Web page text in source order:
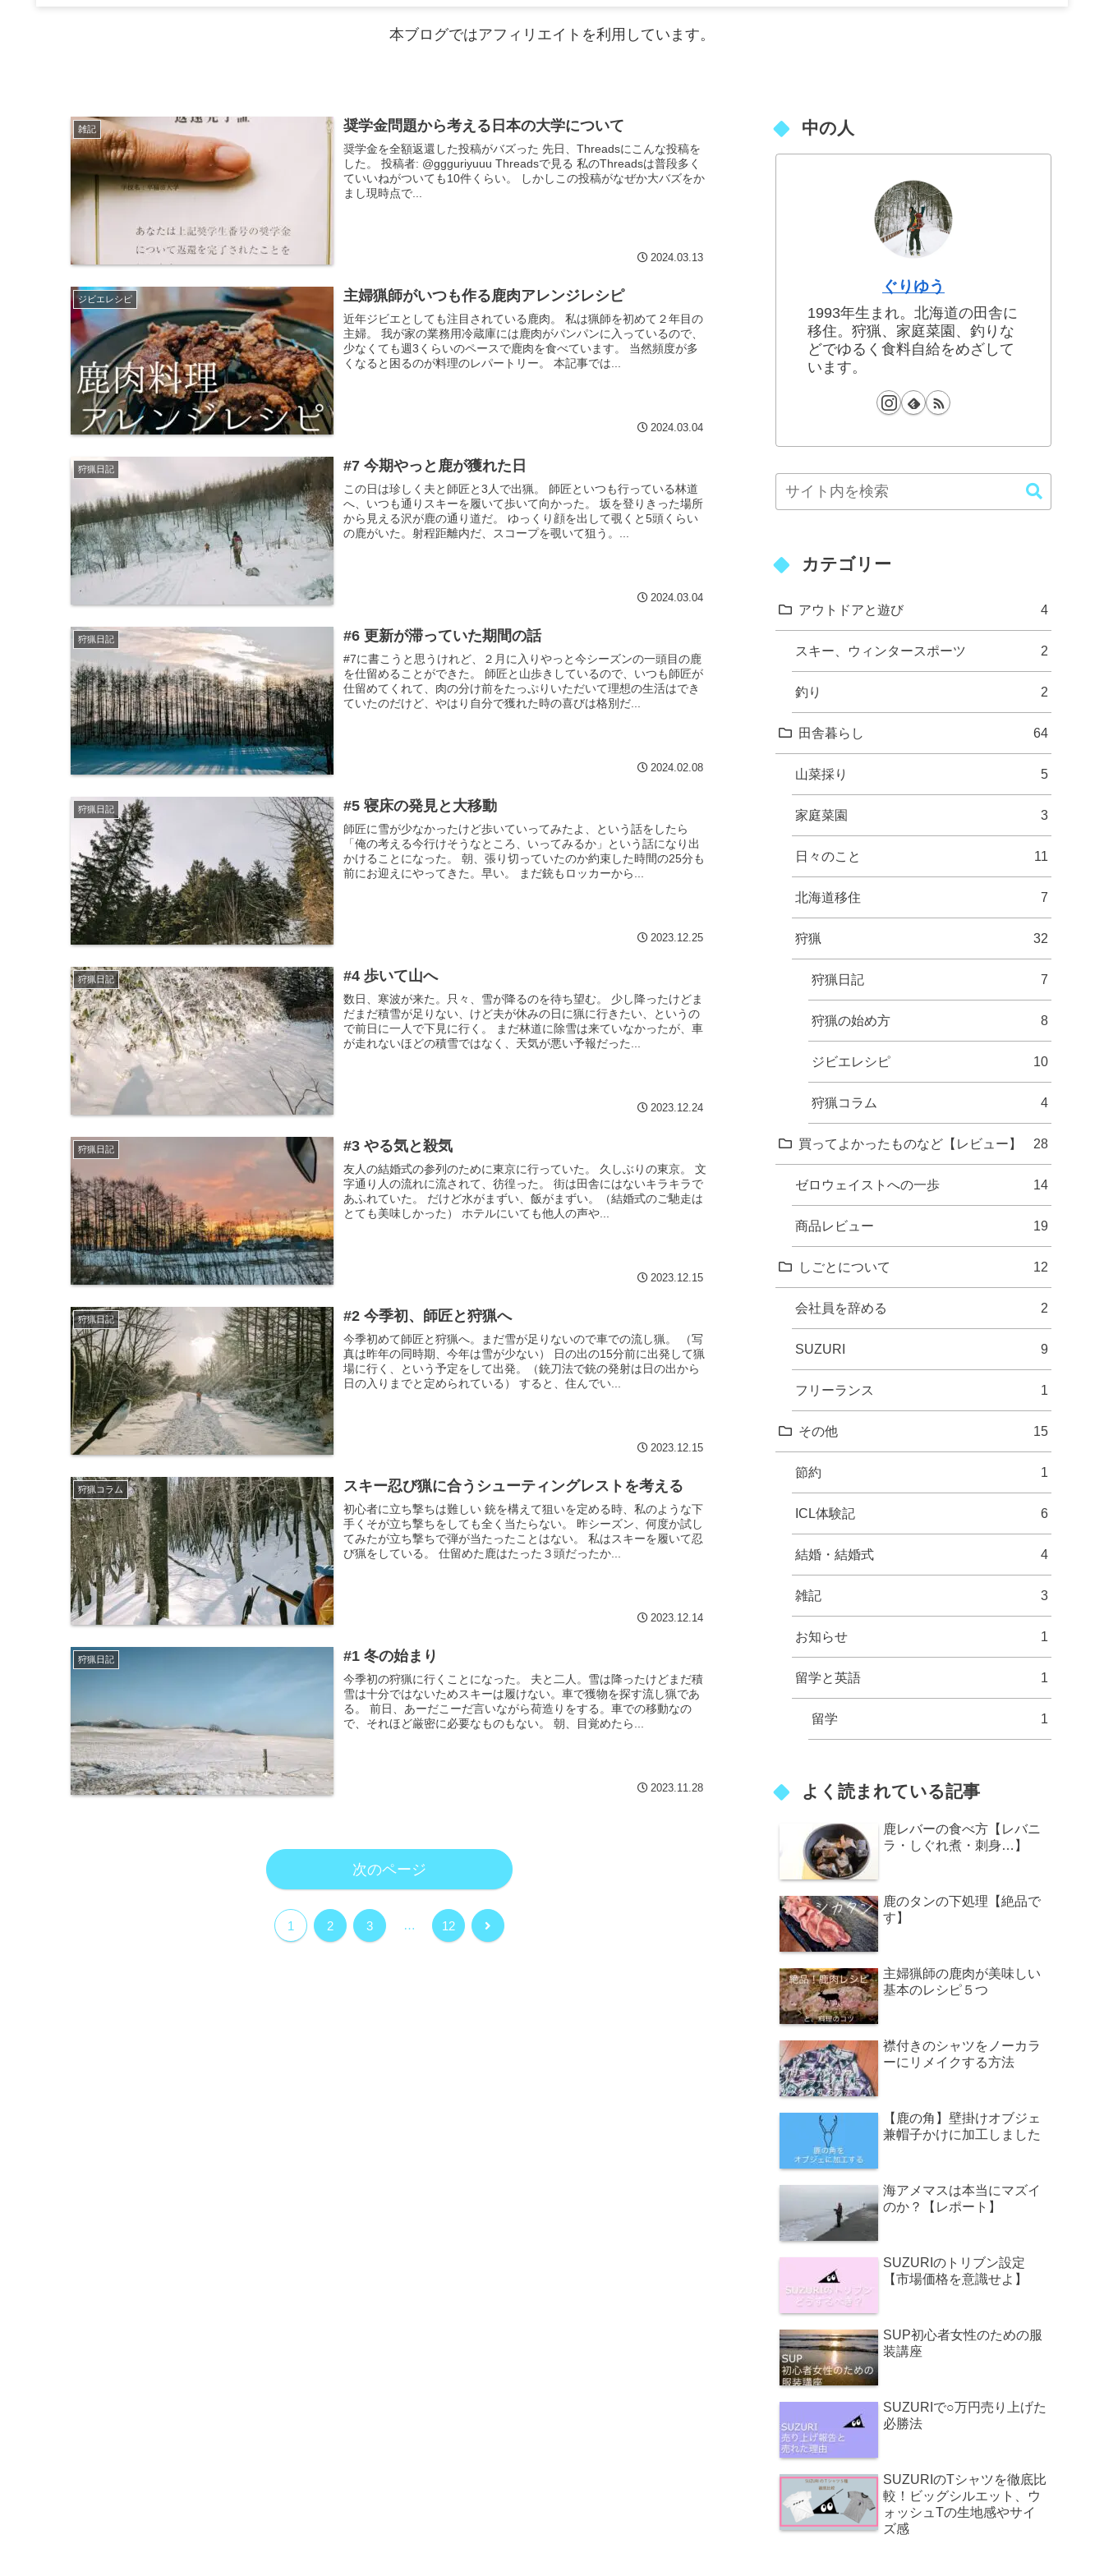
本ブログではアフィリエイトを利用しています。
雑記 奨学金問題から考える日本の大学について
奨学金を全額返還した投稿がバズった 先日、Threadsにこんな投稿を
した。 投稿者: @ggguriyuuu Threadsで見る 私のThreadsは普段多く
ていいねがついても10件くらい。 しかしこの投稿がなぜか大バズをか
まし現時点で...
2024.03.13
ジビエレシピ 主婦猟師がいつも作る鹿肉アレンジレシピ
近年ジビエとしても注目されている鹿肉。 私は猟師を初めて２年目の
主婦。 我が家の業務用冷蔵庫には鹿肉がパンパンに入っているので、
少なくても週3くらいのペースで鹿肉を食べています。 当然頻度が多
くなると困るのが料理のレパートリー。 本記事では...
2024.03.04
狩猟日記 #7 今期やっと鹿が獲れた日
この日は珍しく夫と師匠と3人で出猟。 師匠といつも行っている林道
へ、いつも通りスキーを履いて歩いて向かった。 坂を登りきった場所
から見える沢が鹿の通り道だ。 ゆっくり顔を出して覗くと5頭くらい
の鹿がいた。射程距離内だ、スコープを覗いて狙う。...
2024.03.04
狩猟日記 #6 更新が滞っていた期間の話
#7に書こうと思うけれど、２月に入りやっと今シーズンの一頭目の鹿
を仕留めることができた。 師匠と山歩きしているので、いつも師匠が
仕留めてくれて、肉の分け前をたっぷりいただいて理想の生活はでき
ていたのだけど、やはり自分で獲れた時の喜びは格別だ...
2024.02.08
狩猟日記 #5 寝床の発見と大移動
師匠に雪が少なかったけど歩いていってみたよ、という話をしたら
「俺の考える今行けそうなところ、いってみるか」という話になり出
かけることになった。 朝、張り切っていたのか約束した時間の25分も
前にお迎えにやってきた。早い。 まだ銃もロッカーから...
2023.12.25
狩猟日記 #4 歩いて山へ
数日、寒波が来た。只々、雪が降るのを待ち望む。 少し降ったけどま
だまだ積雪が足りない、けど夫が休みの日に猟に行きたい、というの
で前日に一人で下見に行く。 まだ林道に除雪は来ていなかったが、車
が走れないほどの積雪ではなく、天気が悪い予報だった...
2023.12.24
狩猟日記 #3 やる気と殺気
友人の結婚式の参列のために東京に行っていた。 久しぶりの東京。 文
字通り人の流れに流されて、彷徨った。 街は田舎にはないキラキラで
あふれていた。 だけど水がまずい、飯がまずい。（結婚式のご馳走は
とても美味しかった） ホテルにいても他人の声や...
2023.12.15
狩猟日記 #2 今季初、師匠と狩猟へ
今季初めて師匠と狩猟へ。まだ雪が足りないので車での流し猟。 （写
真は昨年の同時期、今年は雪が少ない） 日の出の15分前に出発して猟
場に行く、という予定をして出発。（銃刀法で銃の発射は日の出から
日の入りまでと定められている） すると、住んでい...
2023.12.15
狩猟コラム スキー忍び猟に合うシューティングレストを考える
初心者に立ち撃ちは難しい 銃を構えて狙いを定める時、私のような下
手くそが立ち撃ちをしても全く当たらない。 昨シーズン、何度か試し
てみたが立ち撃ちで弾が当たったことはない。 私はスキーを履いて忍
び猟をしている。 仕留めた鹿はたった３頭だったか...
2023.12.14
狩猟日記 #1 冬の始まり
今季初の狩猟に行くことになった。 夫と二人。雪は降ったけどまだ積
雪は十分ではないためスキーは履けない。車で獲物を探す流し猟であ
る。 前日、あーだこーだ言いながら荷造りをする。車での移動なの
で、それほど厳密に必要なものもない。 朝、目覚めたら...
2023.11.28
次のページ
1 2 3 … 12 次
中の人
ぐりゆう
1993年生まれ。北海道の田舎に
移住。狩猟、家庭菜園、釣りな
どでゆるく食料自給をめざして
います。
カテゴリー
アウトドアと遊び 4
スキー、ウィンタースポーツ 2
釣り 2
田舎暮らし 64
山菜採り 5
家庭菜園 3
日々のこと 11
北海道移住 7
狩猟 32
狩猟日記 7
狩猟の始め方 8
ジビエレシピ 10
狩猟コラム 4
買ってよかったものなど【レビュー】 28
ゼロウェイストへの一歩 14
商品レビュー 19
しごとについて 12
会社員を辞める 2
SUZURI 9
フリーランス 1
その他 15
節約 1
ICL体験記 6
結婚・結婚式 4
雑記 3
お知らせ 1
留学と英語 1
留学 1
よく読まれている記事
鹿レバーの食べ方【レバニ
ラ・しぐれ煮・刺身…】
鹿のタンの下処理【絶品で
す】
主婦猟師の鹿肉が美味しい
基本のレシピ５つ
襟付きのシャツをノーカラ
ーにリメイクする方法
【鹿の角】壁掛けオブジェ
兼帽子かけに加工しました
海アメマスは本当にマズイ
のか？【レポート】
SUZURIのトリブン設定
【市場価格を意識せよ】
SUP初心者女性のための服
装講座
SUZURIで○万円売り上げた
必勝法
SUZURIのTシャツを徹底比
較！ビッグシルエット、ウ
ォッシュTの生地感やサイ
ズ感